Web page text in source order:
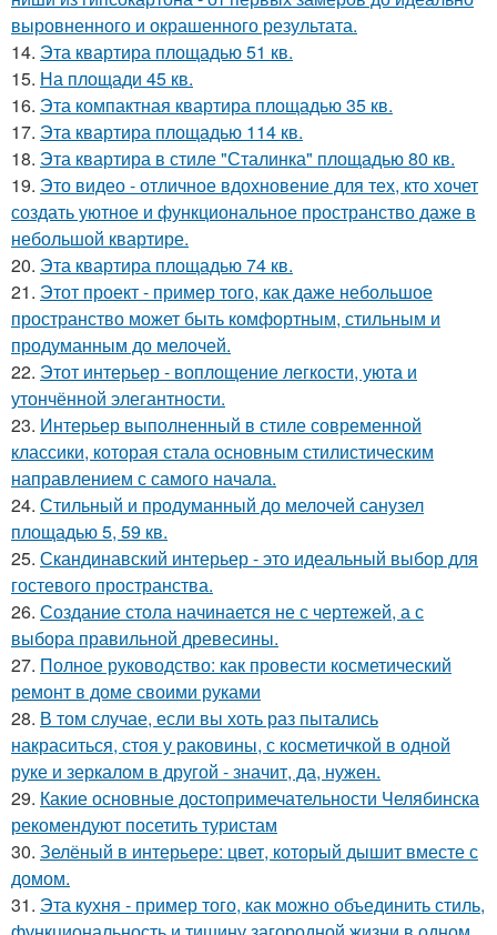
выровненного и окрашенного результата.
14. Эта квартира площадью 51 кв.
15. На площади 45 кв.
16. Эта компактная квартира площадью 35 кв.
17. Эта квартира площадью 114 кв.
18. Эта квартира в стиле "Сталинка" площадью 80 кв.
19. Это видео - отличное вдохновение для тех, кто хочет
создать уютное и функциональное пространство даже в
небольшой квартире.
20. Эта квартира площадью 74 кв.
21. Этот проект - пример того, как даже небольшое
пространство может быть комфортным, стильным и
продуманным до мелочей.
22. Этот интерьер - воплощение легкости, уюта и
утончённой элегантности.
23. Интерьер выполненный в стиле современной
классики, которая стала основным стилистическим
направлением с самого начала.
24. Стильный и продуманный до мелочей санузел
площадью 5, 59 кв.
25. Скандинавский интерьер - это идеальный выбор для
гостевого пространства.
26. Создание стола начинается не с чертежей, а с
выбора правильной древесины.
27. Полное руководство: как провести косметический
ремонт в доме своими руками
28. В том случае, если вы хоть раз пытались
накраситься, стоя у раковины, с косметичкой в одной
руке и зеркалом в другой - значит, да, нужен.
29. Какие основные достопримечательности Челябинска
рекомендуют посетить туристам
30. Зелёный в интерьере: цвет, который дышит вместе с
домом.
31. Эта кухня - пример того, как можно объединить стиль,